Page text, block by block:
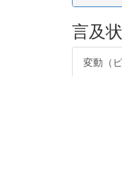
言及
変動（